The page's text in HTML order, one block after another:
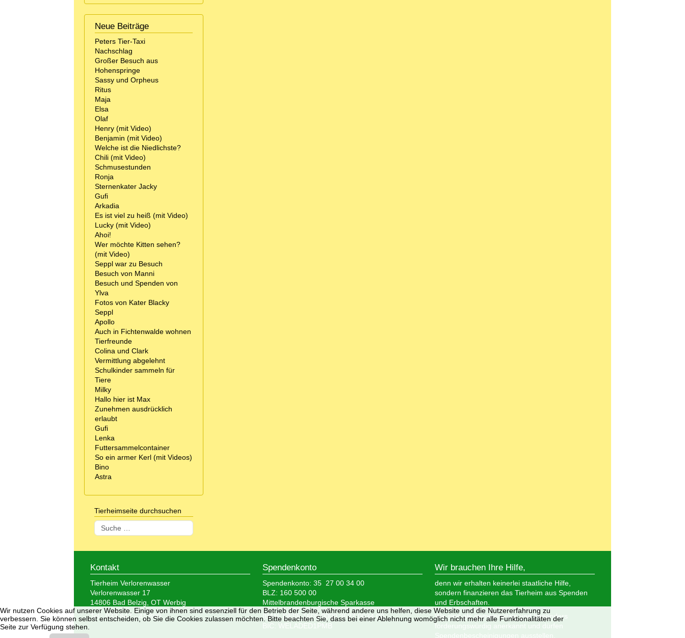
Neue Beiträge
Peters Tier-Taxi
Nachschlag
Großer Besuch aus
Hohenspringe
Sassy und Orpheus
Ritus
Maja
Elsa
Olaf
Henry (mit Video)
Benjamin (mit Video)
Welche ist die Niedlichste?
Chili (mit Video)
Schmusestunden
Ronja
Sternenkater Jacky
Gufi
Arkadia
Es ist viel zu heiß (mit Video)
Lucky (mit Video)
Ahoi!
Wer möchte Kitten sehen?
(mit Video)
Seppl war zu Besuch
Besuch von Manni
Besuch und Spenden von
Ylva
Fotos von Kater Blacky
Seppl
Apollo
Auch in Fichtenwalde wohnen
Tierfreunde
Colina und Clark
Vermittlung abgelehnt
Schulkinder sammeln für
Tiere
Milky
Hallo hier ist Max
Zunehmen ausdrücklich
erlaubt
Gufi
Lenka
Futtersammelcontainer
So ein armer Kerl (mit Videos)
Bino
Astra
Tierheimseite durchsuchen
Suchen
Kontakt
Tierheim Verlorenwasser
Verlorenwasser 17
14806 Bad Belzig, OT Werbig
Tel.: 033 847 - 41 890
Spendenkonto
Spendenkonto: 35 27 00 34 00
BLZ: 160 500 00
Mittelbrandenburgische Sparkasse
IBAN: DE05 1605 0000 3527 0034 00
BIC: WELADED1PMB
Wir brauchen Ihre Hilfe,
denn wir erhalten keinerlei staatliche Hilfe,
sondern finanzieren das Tierheim aus Spenden
und Erbschaften.
Wir sind als gemeinnützig und besonders
förderungswürdig anerkannt und dürfen
Spendenbescheinigungen ausstellen.
Wir nutzen Cookies auf unserer Website. Einige von ihnen sind essenziell für den Betrieb der Seite, während andere uns helfen, diese Website und die Nutzererfahrung zu
verbessern. Sie können selbst entscheiden, ob Sie die Cookies zulassen möchten. Bitte beachten Sie, dass bei einer Ablehnung womöglich nicht mehr alle Funktionalitäten der
Seite zur Verfügung stehen.